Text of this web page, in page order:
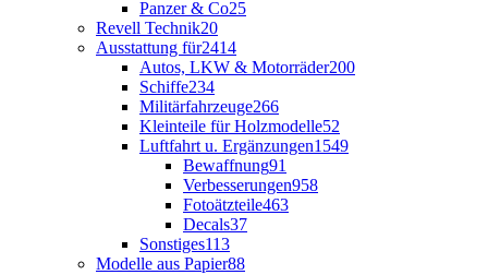
Panzer & Co25
Revell Technik20
Ausstattung für2414
Autos, LKW & Motorräder200
Schiffe234
Militärfahrzeuge266
Kleinteile für Holzmodelle52
Luftfahrt u. Ergänzungen1549
Bewaffnung91
Verbesserungen958
Fotoätzteile463
Decals37
Sonstiges113
Modelle aus Papier88